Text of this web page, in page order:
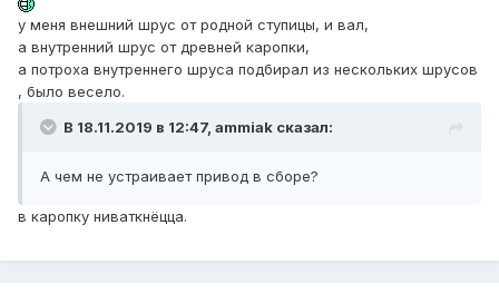
у меня внешний шрус от родной ступицы, и вал,
а внутренний шрус от древней каропки,
а потроха внутреннего шруса подбирал из нескольких шрусов
, было весело.
В 18.11.2019 в 12:47, ammiak сказал:
А чем не устраивает привод в сборе?
в каропку ниваткнёцца.